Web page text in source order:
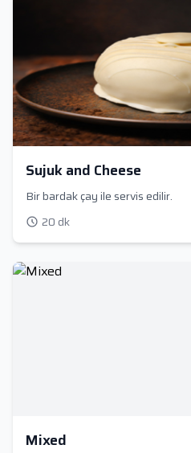
Sujuk and Cheese
Bir bardak çay ile servis edilir.
20 dk
Mixed